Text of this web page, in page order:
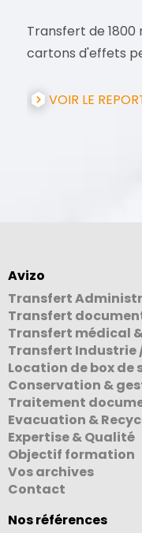
Transfert de 1800
cartons d'effets
VOIR LE
Avizo
Transfert
Transfert
Transfert médical
Transfert Industrie
Location de box
Conservation &
Traitement
Evacuation &
Expertise & Qualité
Objectif formation
Vos archives
Contact
Nos références